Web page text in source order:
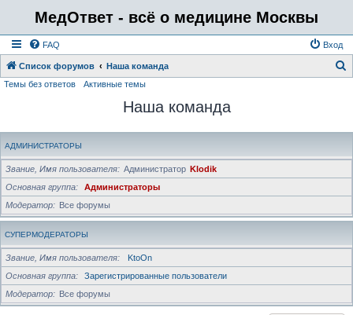
МедОтвет - всё о медицине Москвы
FAQ Вход
Список форумов Наша команда
Темы без ответов Активные темы
Наша команда
АДМИНИСТРАТОРЫ
Звание, Имя пользователя Администратор Klodik
Основная группа
Администраторы
Модератор
Все форумы
СУПЕРМОДЕРАТОРЫ
Звание, Имя пользователя
KtoOn
Основная группа
Зарегистрированные пользователи
Модератор
Все форумы